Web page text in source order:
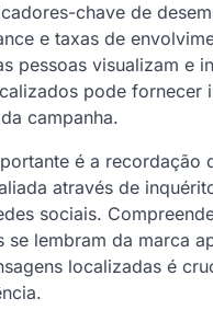
chave de
e taxas de
pessoas visualizam e
pode fornecer
campanha.
é a recordação
através de
sociais.
se lembram da marca
localizadas é